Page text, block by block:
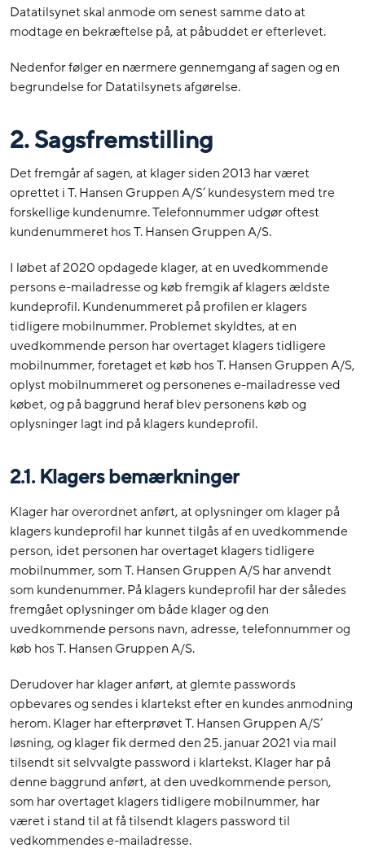
Datatilsynet skal anmode om senest samme dato at
modtage en bekræftelse på, at påbuddet er efterlevet.
Nedenfor følger en nærmere gennemgang af sagen og en
begrundelse for Datatilsynets afgørelse.
2. Sagsfremstilling
Det fremgår af sagen, at klager siden 2013 har været
oprettet i T. Hansen Gruppen A/S’ kundesystem med tre
forskellige kundenumre. Telefonnummer udgør oftest
kundenummeret hos T. Hansen Gruppen A/S.
I løbet af 2020 opdagede klager, at en uvedkommende
persons e-mailadresse og køb fremgik af klagers ældste
kundeprofil. Kundenummeret på profilen er klagers
tidligere mobilnummer. Problemet skyldtes, at en
uvedkommende person har overtaget klagers tidligere
mobilnummer, foretaget et køb hos T. Hansen Gruppen A/S,
oplyst mobilnummeret og personenes e-mailadresse ved
købet, og på baggrund heraf blev personens køb og
oplysninger lagt ind på klagers kundeprofil.
2.1. Klagers bemærkninger
Klager har overordnet anført, at oplysninger om klager på
klagers kundeprofil har kunnet tilgås af en uvedkommende
person, idet personen har overtaget klagers tidligere
mobilnummer, som T. Hansen Gruppen A/S har anvendt
som kundenummer. På klagers kundeprofil har der således
fremgået oplysninger om både klager og den
uvedkommende persons navn, adresse, telefonnummer og
køb hos T. Hansen Gruppen A/S.
Derudover har klager anført, at glemte passwords
opbevares og sendes i klartekst efter en kundes anmodning
herom. Klager har efterprøvet T. Hansen Gruppen A/S’
løsning, og klager fik dermed den 25. januar 2021 via mail
tilsendt sit selvvalgte password i klartekst. Klager har på
denne baggrund anført, at den uvedkommende person,
som har overtaget klagers tidligere mobilnummer, har
været i stand til at få tilsendt klagers password til
vedkommendes e-mailadresse.